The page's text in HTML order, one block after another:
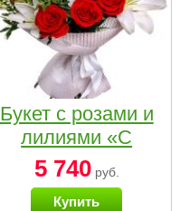
Букет с розами и
лилиями «С
наилучшими
пожеланиями»
5 740руб.
Купить